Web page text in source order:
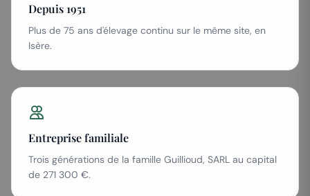
Depuis 1951
Plus de 75 ans d'élevage continu sur le même site, en
Isère.
Entreprise familiale
Trois générations de la famille Guillioud, SARL au capital
de 271 300 €.